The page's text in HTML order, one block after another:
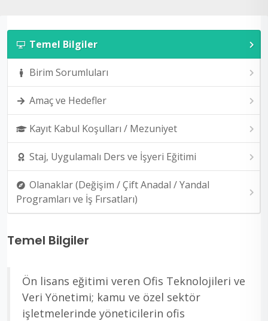
Temel Bilgiler
Birim Sorumluları
Amaç ve Hedefler
Kayıt Kabul Koşulları / Mezuniyet
Staj, Uygulamalı Ders ve İşyeri Eğitimi
Olanaklar (Değişim / Çift Anadal / Yandal
Programları ve İş Fırsatları)
Temel Bilgiler
Ön lisans eğitimi veren Ofis Teknolojileri ve
Veri Yönetimi; kamu ve özel sektör
işletmelerinde yöneticilerin ofis